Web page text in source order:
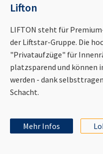
Lifton
LIFTON steht für
der Liftstar-Gruppe. Die
"Privataufzüge" für
platzsparend und können
werden - dank
Schacht.
Mehr Infos